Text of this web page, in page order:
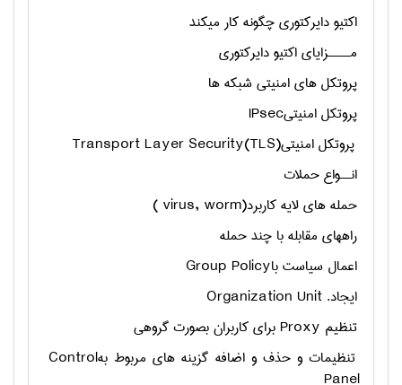
اکتیو دایرکتوری چگونه کار میکند
مــــزایای اکتیو دایرکتوری
پروتکل های امنیتی شبکه ها
پروتکل امنیتیIPsec
پروتکل امنیتیTransport Layer Security(TLS)
انــواع حملات
حمله های لایه کاربرد( virus, worm)
راههای مقابله با چند حمله
اعمال سیاست باGroup Policy
ايجادOrganization Unit .
تنظيم Proxy براي كاربران بصورت گروهي
تنظيمات و حذف و اضافه گزينه هاي مربوط بهControl
Panel